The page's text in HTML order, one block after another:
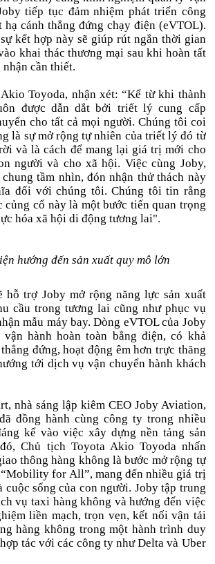
tiếp tục đảm nhiệm phát triển công
hạ cánh thẳng đứng chạy điện (eVTOL).
kết hợp này sẽ giúp rút ngắn thời gian
khai thác thương mại sau khi hoàn tất
cần thiết.
Toyoda, nhận xét: “Kể từ khi thành
được dẫn dắt bởi triết lý cung cấp
cho tất cả mọi người. Chúng tôi coi
là sự mở rộng tự nhiên của triết lý đó từ
và là cách để mang lại giá trị mới cho
người và cho xã hội. Việc cùng Joby,
tầm nhìn, đón nhận thử thách này
đối với chúng tôi. Chúng tôi tin rằng
củng cố này là một bước tiến quan trọng
hóa xã hội di động tương lai".
hướng đến sản xuất quy mô lớn
hỗ trợ Joby mở rộng năng lực sản xuất
cầu trong tương lai cũng như phục vụ
mẫu máy bay. Dòng eVTOL của Joby
hành hoàn toàn bằng điện, có khả
đứng, hoạt động êm hơn trực thăng
tới dịch vụ vận chuyển hành khách
nhà sáng lập kiêm CEO Joby Aviation,
đồng hành cùng công ty trong nhiều
kể vào việc xây dựng nền tảng sản
Chủ tịch Toyota Akio Toyoda nhấn
thông hàng không là bước mở rộng tự
for All”, mang đến nhiều giá trị
cuộc sống của con người. Joby tập trung
vụ taxi hàng không và hướng đến việc
liền mạch, trọn vẹn, kết nối vận tải
hàng không trong một hành trình duy
tác với các công ty như Delta và Uber